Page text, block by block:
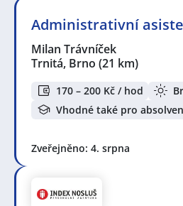
Administrativní
Milan Trávníček
Trnitá, Brno (21 km)
170 – 200 Kč / hod
Vhodné také pro
Zveřejněno: 4. srpna